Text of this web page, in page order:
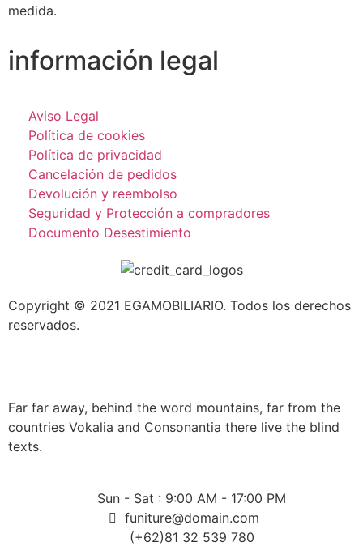
medida.
información legal
Aviso Legal
Política de cookies
Política de privacidad
Cancelación de pedidos
Devolución y reembolso
Seguridad y Protección a compradores
Documento Desestimiento
Copyright © 2021 EGAMOBILIARIO. Todos los derechos
reservados.
Far far away, behind the word mountains, far from the
countries Vokalia and Consonantia there live the blind
texts.
Sun - Sat : 9:00 AM - 17:00 PM
funiture@domain.com
(+62)81 32 539 780